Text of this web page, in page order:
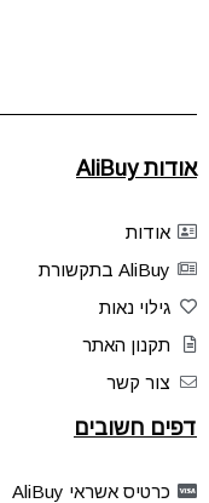
אודות AliBuy
אודות
AliBuy בתקשורת
גילוי נאות
תקנון האתר
צור קשר
דפים חשובים
כרטיס אשראי AliBuy